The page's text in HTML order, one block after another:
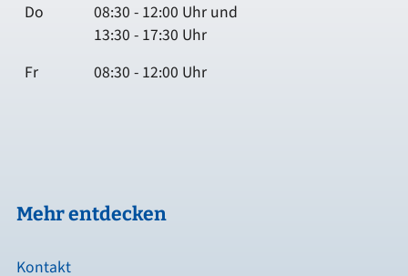
Do
08:30 - 12:00 Uhr und
13:30 - 17:30 Uhr
Fr
08:30 - 12:00 Uhr
Mehr entdecken
Kontakt